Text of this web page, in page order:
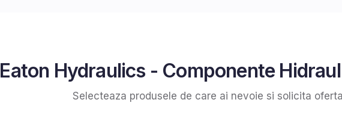
Eaton Hydraulics - Componente
Selecteaza produsele de care ai nevoie si solicita